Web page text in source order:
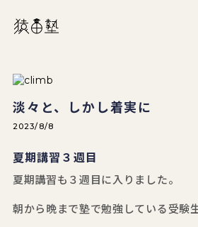
猿田塾
淡々と、しかし着実に
2023/8/8
夏期講習３週目
夏期講習も３週目に入りました。
朝から晩まで塾で勉強している受験